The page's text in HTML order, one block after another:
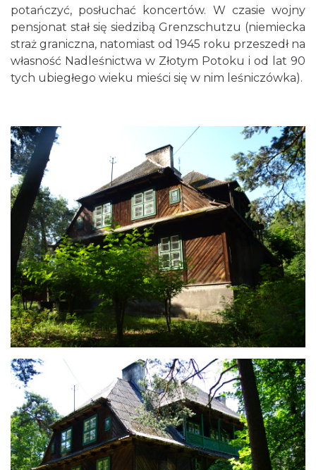
potańczyć, posłuchać koncertów. W czasie wojny
pensjonat stał się siedzibą Grenzschutzu (niemiecka
straż graniczna, natomiast od 1945 roku przeszedł na
własność Nadleśnictwa w Złotym Potoku i od lat 90
tych ubiegłego wieku mieści się w nim leśniczówka).